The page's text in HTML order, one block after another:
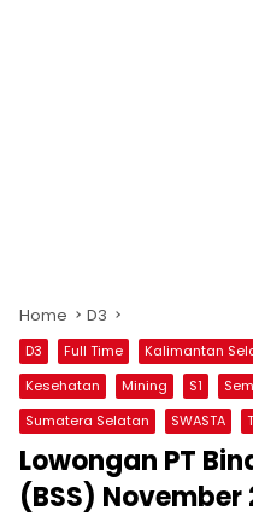
Home D3
D3 Full Time Kalimantan
Kesehatan
Mining S1
Sumatera Selatan
SWASTA
Lowongan PT
(BSS) November